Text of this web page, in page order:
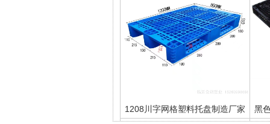
1208川字网格塑料托盘制造厂家
黑